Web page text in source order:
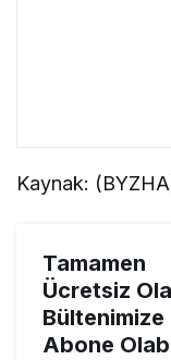
Kaynak:
Tamamen
Ücretsiz
Bültenimize
Abone